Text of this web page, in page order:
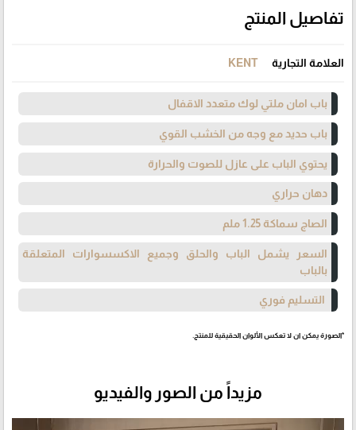
تفاصيل المنتج
العلامة التجارية KENT
باب امان ملتي لوك متعدد الاقفال
باب حديد مع وجه من الخشب القوي
يحتوي الباب على عازل للصوت والحرارة
دهان حراري
الصاج سماكة 1.25 ملم
السعر يشمل الباب والحلق وجميع الاكسسوارات المتعلقة
بالباب
التسليم فوري
*الصورة يمكن ان لا تعكس الألوان الحقيقية للمنتج.
مزيداً من الصور والفيديو